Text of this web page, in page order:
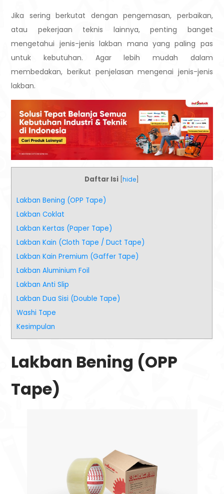
Jika sering berkutat dengan pengemasan, perbaikan,
atau pekerjaan teknis lainnya, penting banget
mengetahui jenis-jenis lakban mana yang paling pas
untuk kebutuhan. Agar lebih mudah dalam
membedakan, berikut penjelasan mengenai jenis-jenis
lakban.
Daftar Isi [hide
Lakban Bening (OPP Tape)
Lakban Coklat
Lakban Kertas (Paper Tape)
Lakban Kain (Cloth Tape / Duct Tape)
Lakban Kain Premium (Gaffer Tape)
Lakban Aluminium Foil
Lakban Anti Slip
Lakban Dua Sisi (Double Tape)
Washi Tape
Kesimpulan
Lakban Bening (OPP
Tape)